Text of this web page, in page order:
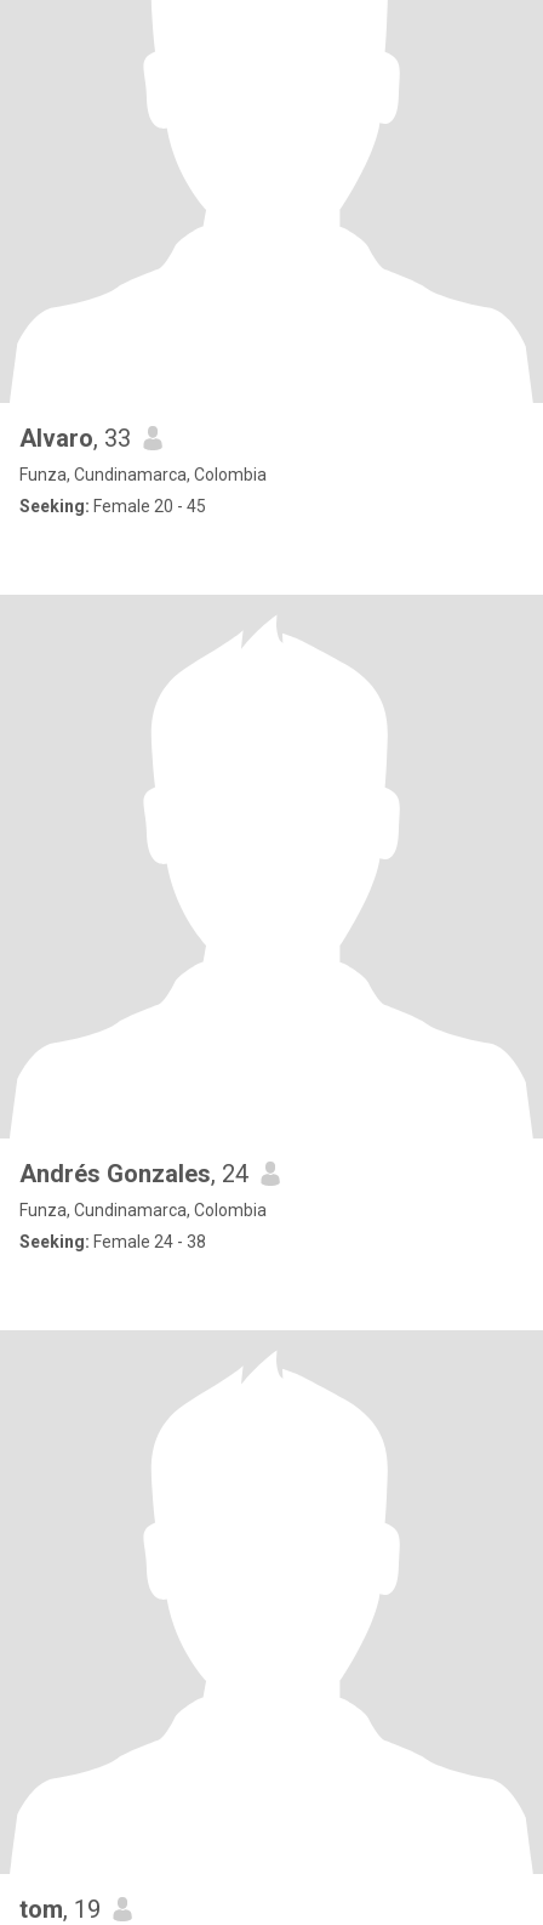
Alvaro, 33
Funza, Cundinamarca, Colombia
Seeking: Female 20 - 45
Andrés Gonzales, 24
Funza, Cundinamarca, Colombia
Seeking: Female 24 - 38
tom, 19